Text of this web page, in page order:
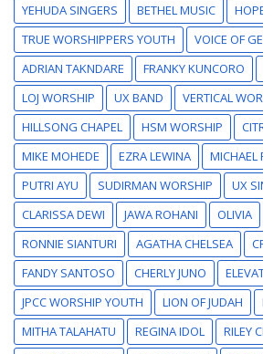
YEHUDA SINGERS
BETHEL MUSIC
TRUE WORSHIPPERS YOUTH
VOICE OF
ADRIAN TAKNDARE
FRANKY KUNCORO
LOJ WORSHIP
UX BAND
VERTICAL
HILLSONG CHAPEL
HSM WORSHIP
MIKE MOHEDE
EZRA LEWINA
MICHAEL
PUTRI AYU
SUDIRMAN WORSHIP
UX
CLARISSA DEWI
JAWA ROHANI OLIVIA
RONNIE SIANTURI
AGATHA CHELSEA
FANDY SANTOSO
CHERLY JUNO
JPCC WORSHIP YOUTH
LION OF JUDAH
MITHA TALAHATU
REGINA IDOL
RILEY